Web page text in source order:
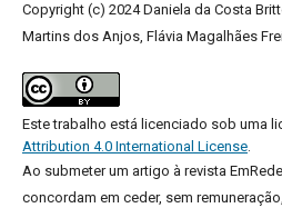
Copyright (c) 2024 Daniela da Costa
Martins dos Anjos, Flávia Magalhães
Este trabalho está licenciado sob uma
Attribution 4.0 International License.
Ao submeter um artigo à revista
concordam em ceder, sem